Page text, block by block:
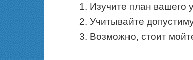
1. Изучите план вашего
2. Учитывайте
3. Возможно, стоит